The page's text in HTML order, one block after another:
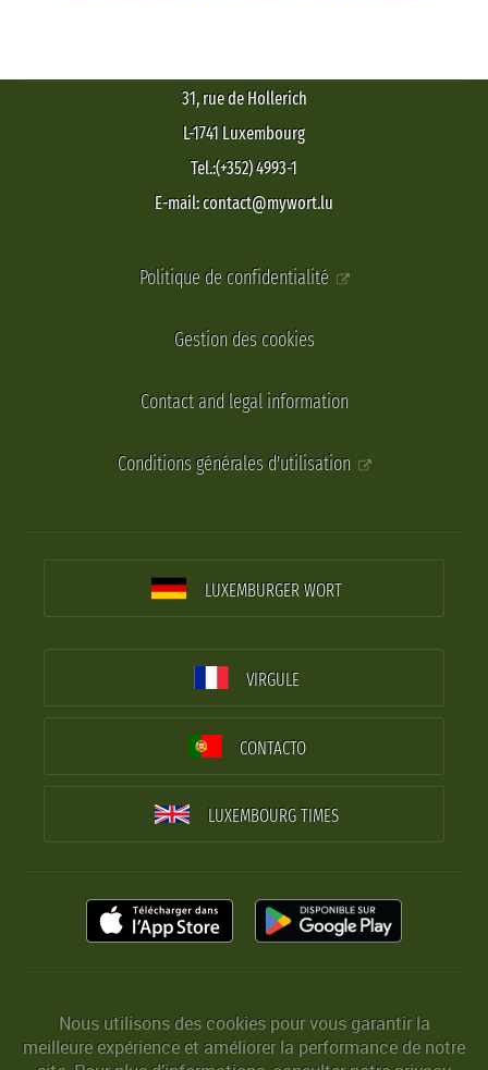
31, rue de Hollerich
L-1741 Luxembourg
Tel.:(+352) 4993-1
E-mail: contact@mywort.lu
Politique de confidentialité
Gestion des cookies
Contact and legal information
Conditions générales d'utilisation
LUXEMBURGER WORT
VIRGULE
CONTACTO
LUXEMBOURG TIMES
Nous utilisons des cookies pour vous garantir la
meilleure expérience et améliorer la performance de notre